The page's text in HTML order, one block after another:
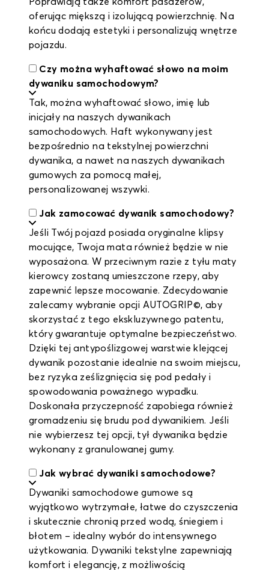
oferując miększą i izolującą powierzchnię. Na
końcu dodają estetyki i personalizują wnętrze
pojazdu.
Czy można wyhaftować słowo na moim
dywaniku samochodowym?
Tak, można wyhaftować słowo, imię lub
inicjały na naszych dywanikach
samochodowych. Haft wykonywany jest
bezpośrednio na tekstylnej powierzchni
dywanika, a nawet na naszych dywanikach
gumowych za pomocą małej,
personalizowanej wszywki.
Jak zamocować dywanik samochodowy?
Jeśli Twój pojazd posiada oryginalne klipsy
mocujące, Twoja mata również będzie w nie
wyposażona. W przeciwnym razie z tyłu maty
kierowcy zostaną umieszczone rzepy, aby
zapewnić lepsze mocowanie. Zdecydowanie
zalecamy wybranie opcji AUTOGRIP©, aby
skorzystać z tego ekskluzywnego patentu,
który gwarantuje optymalne bezpieczeństwo.
Dzięki tej antypoślizgowej warstwie klejącej
dywanik pozostanie idealnie na swoim miejscu,
bez ryzyka ześlizgnięcia się pod pedały i
spowodowania poważnego wypadku.
Doskonała przyczepność zapobiega również
gromadzeniu się brudu pod dywanikiem. Jeśli
nie wybierzesz tej opcji, tył dywanika będzie
wykonany z granulowanej gumy.
Jak wybrać dywaniki samochodowe?
Dywaniki samochodowe gumowe są
wyjątkowo wytrzymałe, łatwe do czyszczenia
i skutecznie chronią przed wodą, śniegiem i
błotem – idealny wybór do intensywnego
użytkowania. Dywaniki tekstylne zapewniają
komfort i elegancję, z możliwością